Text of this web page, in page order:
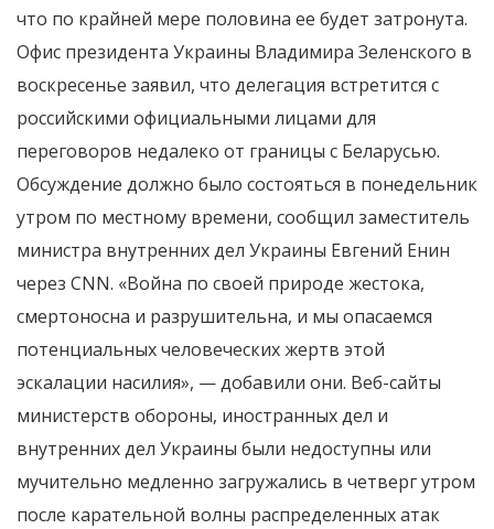
что по крайней мере половина ее будет затронута.
Офис президента Украины Владимира Зеленского в
воскресенье заявил, что делегация встретится с
российскими официальными лицами для
переговоров недалеко от границы с Беларусью.
Обсуждение должно было состояться в понедельник
утром по местному времени, сообщил заместитель
министра внутренних дел Украины Евгений Енин
через CNN. «Война по своей природе жестока,
смертоносна и разрушительна, и мы опасаемся
потенциальных человеческих жертв этой
эскалации насилия», — добавили они. Веб-сайты
министерств обороны, иностранных дел и
внутренних дел Украины были недоступны или
мучительно медленно загружались в четверг утром
после карательной волны распределенных атак